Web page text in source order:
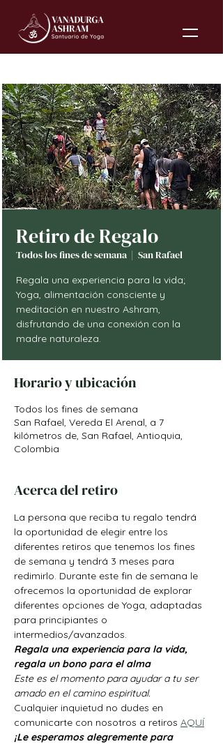
Retiro de Regalo
Todos los fines de semana
  |
San Rafael
Regala una experiencia para la vida;
Yoga, alimentación consciente y
meditación en nuestro Ashram,
disfrutando de una conexión con la
madre naturaleza.
Horario y ubicación
Todos los fines de semana
San Rafael, Vereda El Arenal, a 7
kilómetros de, San Rafael, Antioquia,
Colombia
Acerca del retiro
La persona que reciba tu regalo tendrá
la oportunidad de elegir entre los
diferentes retiros que tenemos los fines
de semana y tendrá 3 meses para
redimirlo. Durante este fin de semana le
ofrecemos la oportunidad de explorar
diferentes opciones de Yoga, adaptadas
para principiantes o
intermedios/avanzados.
Regala una experiencia para la vida,
regala un bono para el alma
Este es el momento para ayudar a tu ser
amado en el camino espiritual.
Cualquier inquietud no dudes en
comunicarte con nosotros a retiros AQUÍ
¡Le esperamos alegremente para